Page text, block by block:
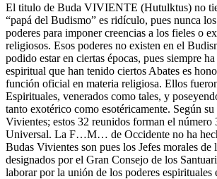
El titulo de Buda VIVIENTE (Hutulktus) no
“papá del Budismo” es ridículo, pues nunca
poderes para imponer creencias a los fieles o
religiosos. Esos poderes no existen en el
podido estar en ciertas épocas, pues siempre
espiritual que han tenido ciertos Abates es
función oficial en materia religiosa. Ellos
Espirituales, venerados como tales, y
tanto exotérico como esotéricamente. Según
Vivientes; estos 32 reunidos forman el
Universal. La F…M… de Occidente no ha
Budas Vivientes son pues los Jefes morales
designados por el Gran Consejo de los
laborar por la unión de los poderes espirituales